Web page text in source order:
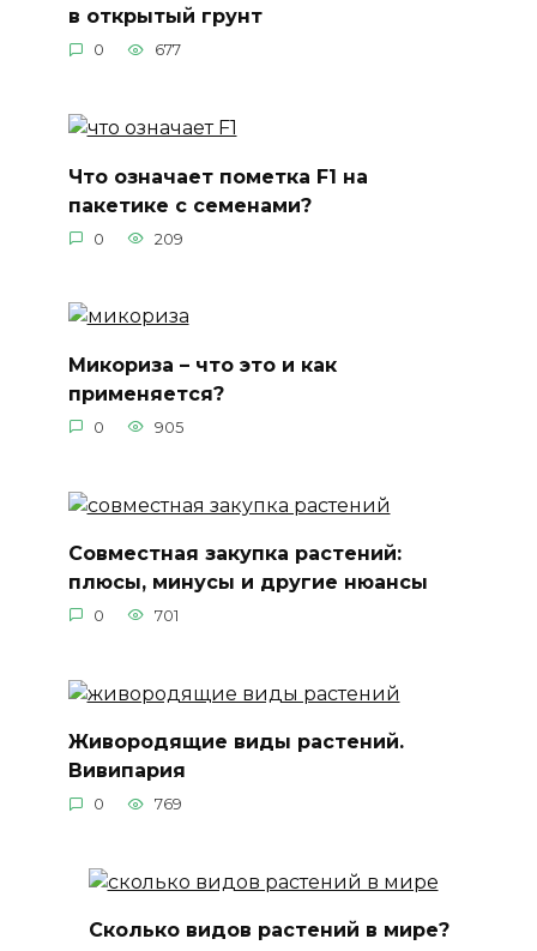
в открытый грунт
0 677
Что означает пометка F1 на
пакетике с семенами?
0 209
Микориза – что это и как
применяется?
0 905
Совместная закупка растений:
плюсы, минусы и другие нюансы
0 701
Живородящие виды растений.
Вивипария
0 769
Сколько видов растений в мире?